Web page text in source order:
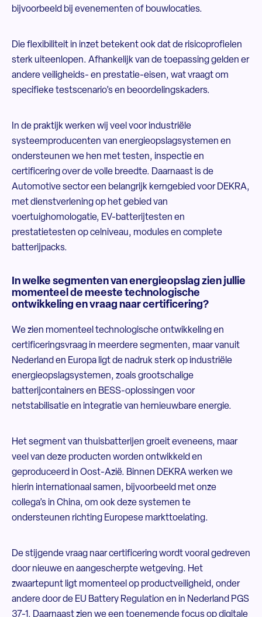
bijvoorbeeld bij evenementen of bouwlocaties.
Die flexibiliteit in inzet betekent ook dat de risicoprofielen
sterk uiteenlopen. Afhankelijk van de toepassing gelden er
andere veiligheids- en prestatie-eisen, wat vraagt om
specifieke testscenario’s en beoordelingskaders.
In de praktijk werken wij veel voor industriële
systeemproducenten van energieopslagsystemen en
ondersteunen we hen met testen, inspectie en
certificering over de volle breedte. Daarnaast is de
Automotive sector een belangrijk kerngebied voor DEKRA,
met dienstverlening op het gebied van
voertuighomologatie, EV-batterijtesten en
prestatietesten op celniveau, modules en complete
batterijpacks.
In welke segmenten van energieopslag zien jullie
momenteel de meeste technologische
ontwikkeling en vraag naar certificering?
We zien momenteel technologische ontwikkeling en
certificeringsvraag in meerdere segmenten, maar vanuit
Nederland en Europa ligt de nadruk sterk op industriële
energieopslagsystemen, zoals grootschalige
batterijcontainers en BESS-oplossingen voor
netstabilisatie en integratie van hernieuwbare energie.
Het segment van thuisbatterijen groeit eveneens, maar
veel van deze producten worden ontwikkeld en
geproduceerd in Oost-Azië. Binnen DEKRA werken we
hierin internationaal samen, bijvoorbeeld met onze
collega’s in China, om ook deze systemen te
ondersteunen richting Europese markttoelating.
De stijgende vraag naar certificering wordt vooral gedreven
door nieuwe en aangescherpte wetgeving. Het
zwaartepunt ligt momenteel op productveiligheid, onder
andere door de EU Battery Regulation en in Nederland PGS
37-1. Daarnaast zien we een toenemende focus op digitale